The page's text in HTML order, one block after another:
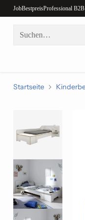
JobBestpreisProfessional B2B
Suchen…
Startseite